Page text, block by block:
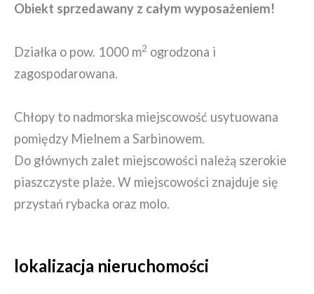
Obiekt sprzedawany z całym wyposażeniem!
Działka o pow. 1000 m2 ogrodzona i
zagospodarowana.
Chłopy to nadmorska miejscowość usytuowana
pomiędzy Mielnem a Sarbinowem.
Do głównych zalet miejscowości należą szerokie
piaszczyste plaże. W miejscowości znajduje się
przystań rybacka oraz molo.
lokalizacja nieruchomości